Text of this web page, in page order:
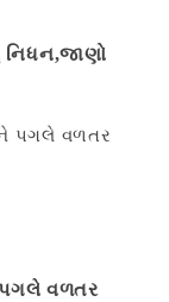
પગલે વળતર